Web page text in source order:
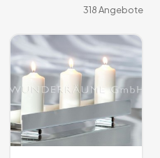
318Angebote